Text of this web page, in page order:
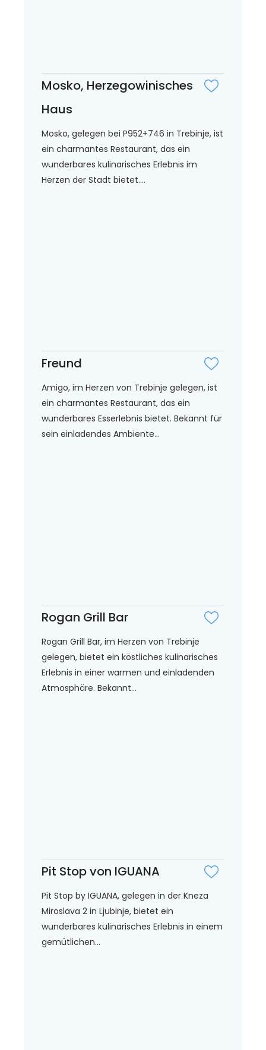
Mosko, Herzegowinisches
Haus
Mosko, gelegen bei P952+746 in Trebinje, ist
ein charmantes Restaurant, das ein
wunderbares kulinarisches Erlebnis im
Herzen der Stadt bietet....
Freund
Amigo, im Herzen von Trebinje gelegen, ist
ein charmantes Restaurant, das ein
wunderbares Esserlebnis bietet. Bekannt für
sein einladendes Ambiente...
Rogan Grill Bar
Rogan Grill Bar, im Herzen von Trebinje
gelegen, bietet ein köstliches kulinarisches
Erlebnis in einer warmen und einladenden
Atmosphäre. Bekannt...
Pit Stop von IGUANA
Pit Stop by IGUANA, gelegen in der Kneza
Miroslava 2 in Ljubinje, bietet ein
wunderbares kulinarisches Erlebnis in einem
gemütlichen...